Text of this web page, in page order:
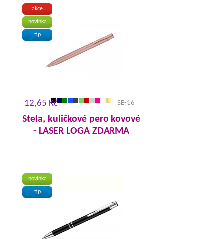
akce
novinka
tip
12,65 Kč SE-16
Stela, kuličkové pero kovové
- LASER LOGA ZDARMA
novinka
tip